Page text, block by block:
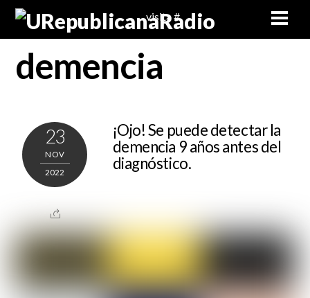
Skip
visita #
demencia
23
NOV
2022
¡Ojo! Se puede detectar la
demencia 9 años antes del
diagnóstico.